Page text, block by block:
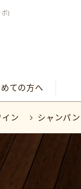
)
ての方へ
イン シャンパン